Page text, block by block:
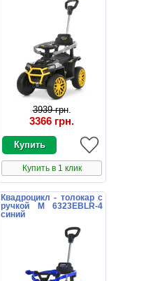
3939 грн.
3366 грн.
Купить в 1 клик
Квадроцикл - толокар с
ручкой M 6323EBLR-4
синий